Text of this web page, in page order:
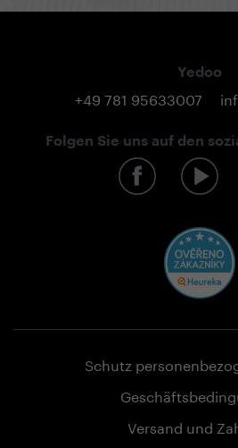
Yedoo
+49 781 95633007
Folgen Sie uns auf den
Schutz
Versand und